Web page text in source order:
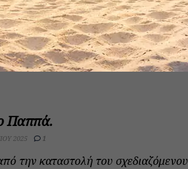
0
προέρχεται από το βιβλίο του
Ιστορίες", μια συλλογή
στην Αθήνα ...
Παππά.
2025 1
την καταστολή του σχεδιαζόμενου